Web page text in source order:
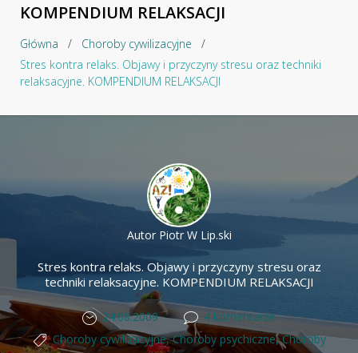
KOMPENDIUM RELAKSACJI
Główna / Choroby cywilizacyjne
/
Stres kontra relaks. Objawy i przyczyny stresu oraz techniki
relaksacyjne. KOMPENDIUM RELAKSACJI
Autor Piotr W Lip.ski
Stres kontra relaks. Objawy i przyczyny stresu oraz
techniki relaksacyjne. KOMPENDIUM RELAKSACJI
24.08.2009
4 komentarze
Choroby cywilizacyjne,Choroby psychiczne,Choroby